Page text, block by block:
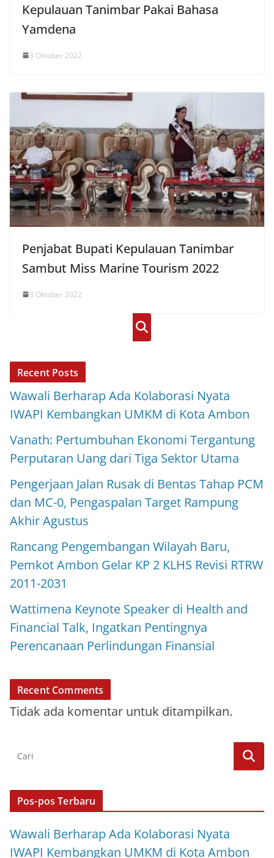
Kepulauan Tanimbar Pakai Bahasa
Yamdena
3 Oktober 2022
Penjabat Bupati Kepulauan Tanimbar
Sambut Miss Marine Tourism 2022
3 Oktober 2022
Cari
Recent Posts
Wawali Berharap Ada Kolaborasi Nyata
IWAPI Kembangkan UMKM di Kota Ambon
Vanath: Pertumbuhan Ekonomi Tergantung
Perputaran Uang dari Tiga Sektor Utama
Pengerjaan Jalan Rusak di Bentas Tahap PCM
dan MC-0, Pengaspalan Target Rampung
Akhir Agustus
Rancang Pengembangan Wilayah Baru,
Pemkot Ambon Gelar KP 2 KLHS Revisi RTRW
2011-2031
Wattimena Keynote Speaker di Health and
Financial Talk, Ingatkan Pentingnya
Perencanaan Perlindungan Finansial
Recent Comments
Tidak ada komentar untuk ditampilkan.
Pos-pos Terbaru
Wawali Berharap Ada Kolaborasi Nyata
IWAPI Kembangkan UMKM di Kota Ambon